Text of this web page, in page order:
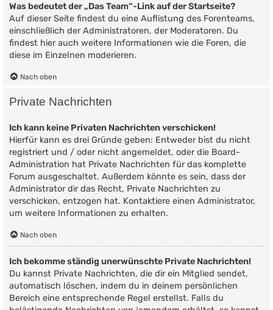
Was bedeutet der „Das Team“-Link auf der Startseite?
Auf dieser Seite findest du eine Auflistung des Forenteams,
einschließlich der Administratoren, der Moderatoren. Du
findest hier auch weitere Informationen wie die Foren, die
diese im Einzelnen moderieren.
Nach oben
Private Nachrichten
Ich kann keine Privaten Nachrichten verschicken!
Hierfür kann es drei Gründe geben: Entweder bist du nicht
registriert und / oder nicht angemeldet, oder die Board-
Administration hat Private Nachrichten für das komplette
Forum ausgeschaltet. Außerdem könnte es sein, dass der
Administrator dir das Recht, Private Nachrichten zu
verschicken, entzogen hat. Kontaktiere einen Administrator,
um weitere Informationen zu erhalten.
Nach oben
Ich bekomme ständig unerwünschte Private Nachrichten!
Du kannst Private Nachrichten, die dir ein Mitglied sendet,
automatisch löschen, indem du in deinem persönlichen
Bereich eine entsprechende Regel erstellst. Falls du